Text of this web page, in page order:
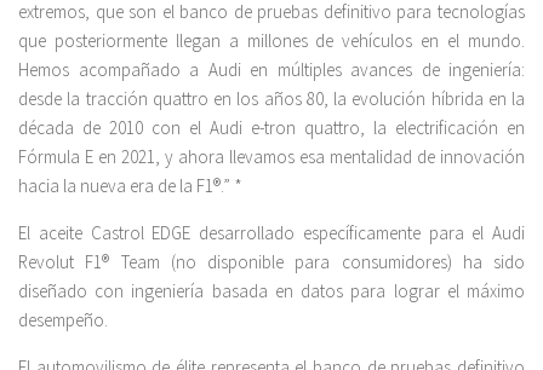
extremos, que son el banco de pruebas definitivo para tecnologías
que posteriormente llegan a millones de vehículos en el mundo.
Hemos acompañado a Audi en múltiples avances de ingeniería:
desde la tracción quattro en los años 80, la evolución híbrida en la
década de 2010 con el Audi e-tron quattro, la electrificación en
Fórmula E en 2021, y ahora llevamos esa mentalidad de innovación
hacia la nueva era de la F1®.” *
El aceite Castrol EDGE desarrollado específicamente para el Audi
Revolut F1® Team (no disponible para consumidores) ha sido
diseñado con ingeniería basada en datos para lograr el máximo
desempeño.